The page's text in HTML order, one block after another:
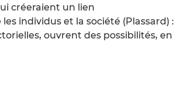
créeraient un lien
individus et la société (Plassard) :
ouvrent des possibilités, en